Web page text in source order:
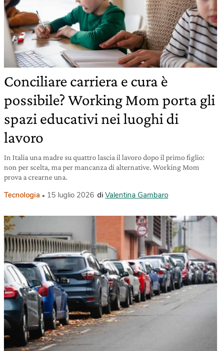
Conciliare carriera e cura è
possibile? Working Mom porta gli
spazi educativi nei luoghi di
lavoro
In Italia una madre su quattro lascia il lavoro dopo il primo figlio:
non per scelta, ma per mancanza di alternative. Working Mom
prova a crearne una.
Tecnologia 15 luglio 2026 di Valentina Gambaro